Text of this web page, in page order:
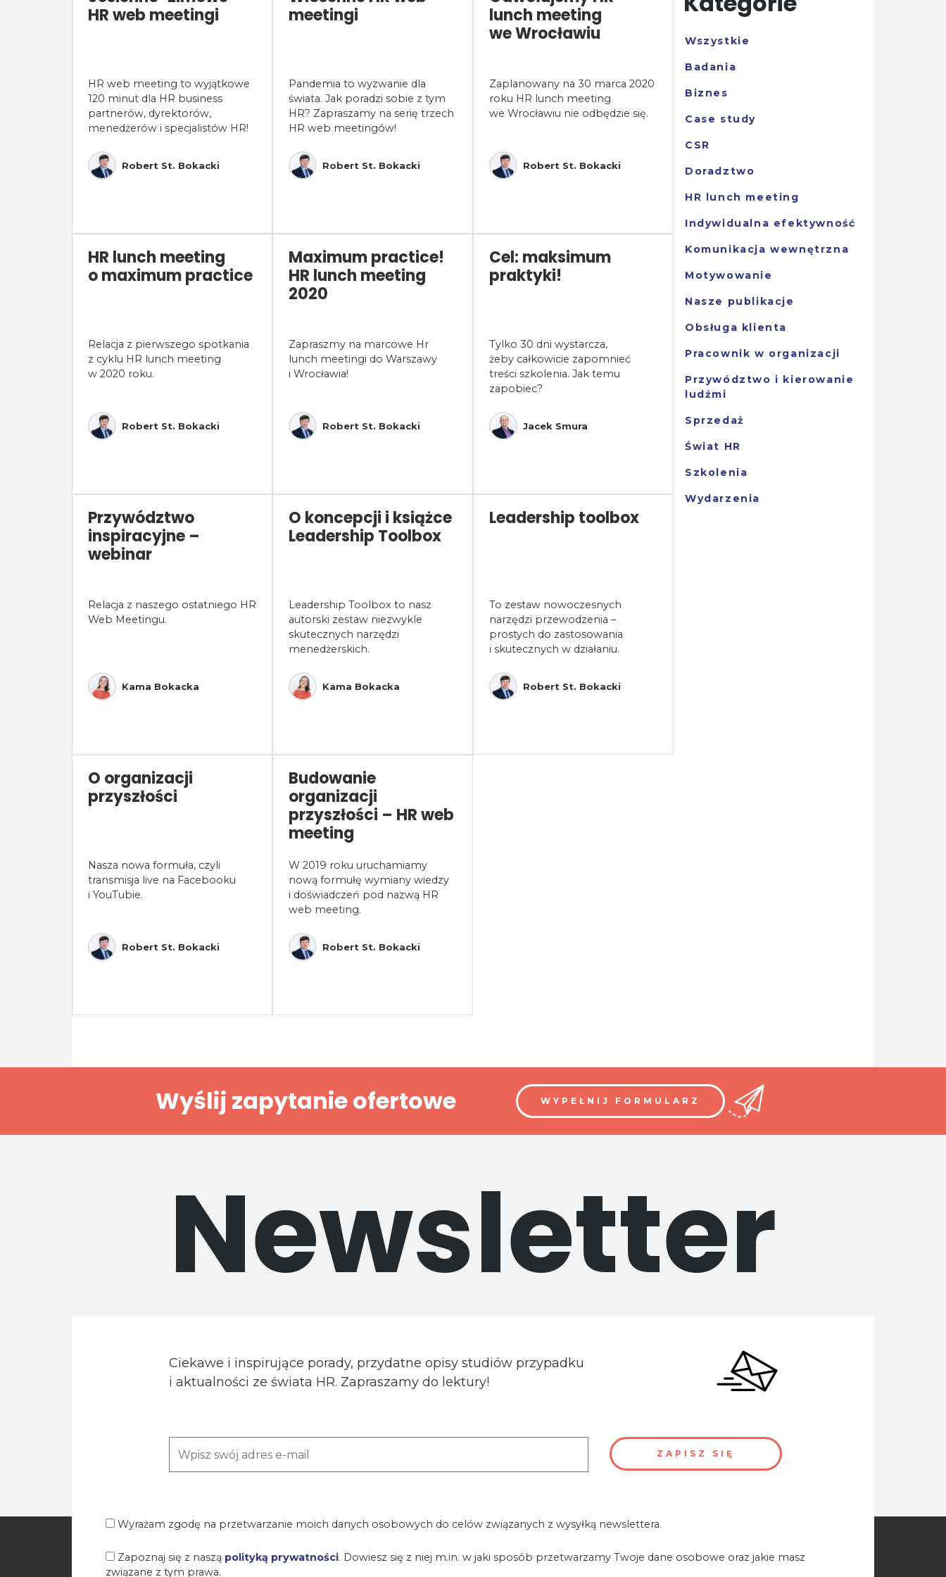
HR web meetingi
HR web meeting to wyjątkowe
120 minut dla HR business
partnerów, dyrektorów,
menedżerów i specjalistów HR!
Robert St. Bokacki
meetingi
Pandemia to wyzwanie dla
świata. Jak poradzi sobie z tym
HR? Zapraszamy na serię trzech
HR web meetingów!
Robert St. Bokacki
lunch meeting
we Wrocławiu
Zaplanowany na 30 marca 2020
roku HR lunch meeting
we Wrocławiu nie odbędzie się.
Robert St. Bokacki
HR lunch meeting
o maximum practice
Relacja z pierwszego spotkania
z cyklu HR lunch meeting
w 2020 roku.
Robert St. Bokacki
Maximum practice!
HR lunch meeting
2020
Zapraszmy na marcowe Hr
lunch meetingi do Warszawy
i Wrocławia!
Robert St. Bokacki
Cel: maksimum
praktyki!
Tylko 30 dni wystarcza,
żeby całkowicie zapomnieć
treści szkolenia. Jak temu
zapobiec?
Jacek Smura
Przywództwo
inspiracyjne –
webinar
Relacja z naszego ostatniego HR
Web Meetingu.
Kama Bokacka
O koncepcji i książce
Leadership Toolbox
Leadership Toolbox to nasz
autorski zestaw niezwykle
skutecznych narzędzi
menedżerskich.
Kama Bokacka
Leadership toolbox
To zestaw nowoczesnych
narzędzi przewodzenia –
prostych do zastosowania
i skutecznych w działaniu.
Robert St. Bokacki
O organizacji
przyszłości
Nasza nowa formuła, czyli
transmisja live na Facebooku
i YouTubie.
Robert St. Bokacki
Budowanie
organizacji
przyszłości – HR web
meeting
W 2019 roku uruchamiamy
nową formułę wymiany wiedzy
i doświadczeń pod nazwą HR
web meeting.
Robert St. Bokacki
Wszystkie
Badania
Biznes
Case study
CSR
Doradztwo
HR lunch meeting
Indywidualna efektywność
Komunikacja wewnętrzna
Motywowanie
Nasze publikacje
Obsługa klienta
Pracownik w organizacji
Przywództwo i kierowanie
ludźmi
Sprzedaż
Świat HR
Szkolenia
Wydarzenia
Wyślij zapytanie ofertowe WYPEŁNIJ FORMULARZ
Newsletter
Ciekawe i inspirujące porady, przydatne opisy studiów przypadku
i aktualności ze świata HR. Zapraszamy do lektury!
Wyrażam zgodę na przetwarzanie moich danych osobowych do celów związanych z wysyłką newslettera.
Zapoznaj się z naszą polityką prywatności. Dowiesz się z niej m.in. w jaki sposób przetwarzamy Twoje dane osobowe oraz jakie masz
związane z tym prawa.